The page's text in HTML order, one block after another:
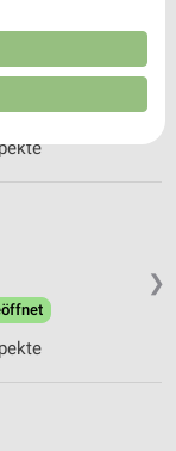
❯
❯
Entwicklung und
zur Auswahl
und in die
von